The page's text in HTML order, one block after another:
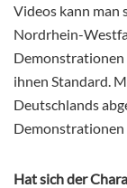
Videos kann man
Nordrhein-
Demonstrationen
ihnen Standard.
Deutschlands
Demonstrationen
Hat sich der